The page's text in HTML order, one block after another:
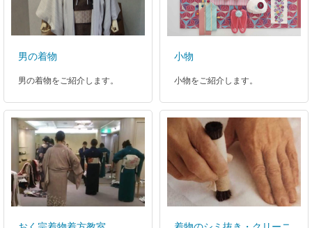
男の着物
男の着物をご紹介します。
小物
小物をご紹介します。